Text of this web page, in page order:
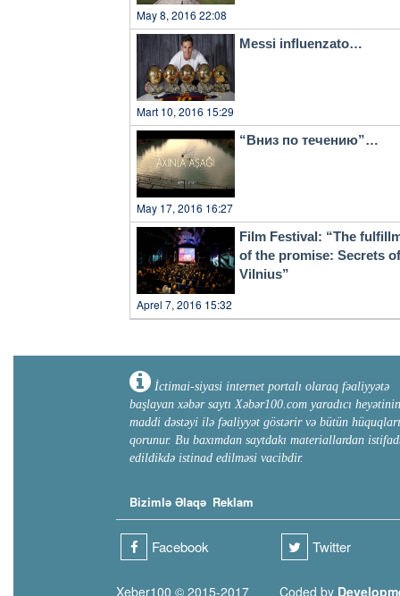
May 8, 2016 22:08
Messi influenzato…
Mart 10, 2016 15:29
“Вниз по течению”…
May 17, 2016 16:27
Film Festival: “The
of the promise: Secrets of
Vilnius”
Aprel 7, 2016 15:32
İctimai-siyasi internet portalı olaraq fəaliyyətə
başlayan xəbər saytı Xəbər100.com yaradıcı heyətinin
maddi dəstəyi ilə fəaliyyət göstərir və bütün hüquqları
qorunur. Bu baxımdan saytdakı materiallardan
edildikdə istinad edilməsi vacibdir.
Bizimlə Əlaqə Reklam
Facebook Twitter
Xeber100 © 2015-2017 Coded by